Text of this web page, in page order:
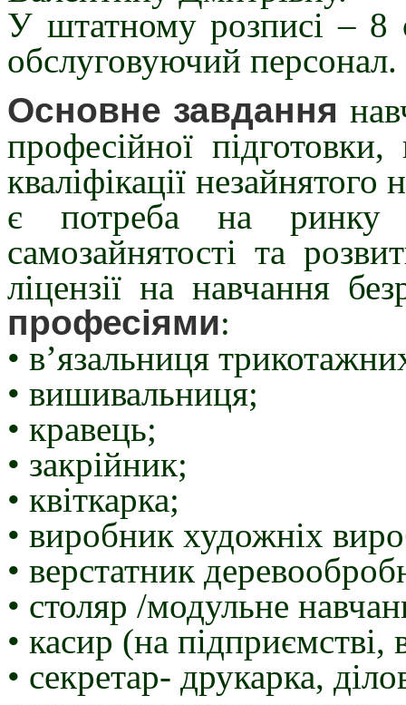
У штатному розписі –
обслуговуючий персонал.
Основне завдання
професійної
кваліфікації
є потреба на ринку
самозайнятості та
ліцензії на навчання
професіями:
• в’язальниця
• вишивальниця;
• кравець;
• закрійник;
• квіткарка;
• виробник художніх
• верстатник
• столяр /модульне
• касир (на підприємстві,
• секретар- друкарка,